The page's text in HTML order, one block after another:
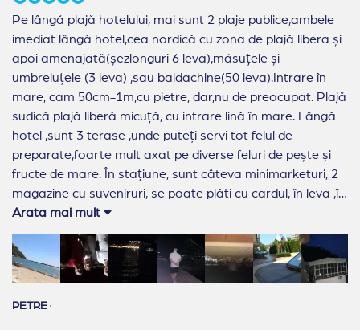
Pe lângă plajă hotelului, mai sunt 2 plaje publice,ambele
imediat lângă hotel,cea nordică cu zona de plajă libera și
apoi amenajată(șezlonguri 6 leva),măsuțele și
umbreluțele (3 leva) ,sau baldachine(50 leva).Intrare în
mare, cam 50cm-1m,cu pietre, dar,nu de preocupat. Plajă
sudică plajă liberă micuță, cu intrare lină în mare. Lângă
hotel ,sunt 3 terase ,unde puteți servi tot felul de
preparate,foarte mult axat pe diverse feluri de pește și
fructe de mare. În stațiune, sunt câteva minimarketuri, 2
magazine cu suveniruri, se poate plăti cu cardul, în leva ,în
euro sau chiar în lei,la anumiți comercianți.
Arata mai mult
PETRE ·